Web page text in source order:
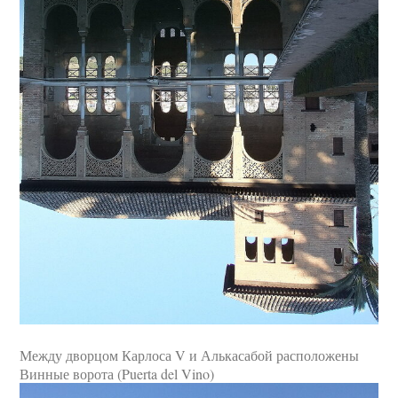
Между дворцом Карлоса V и Алькасабой расположены
Винные ворота (Puerta del Vino)